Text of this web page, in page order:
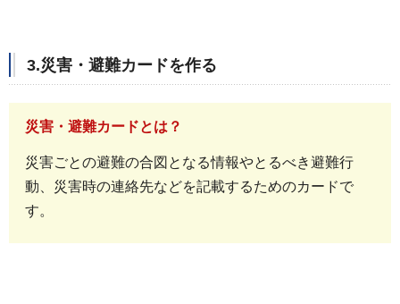
3.災害・避難カードを作る
災害・避難カードとは？
災害ごとの避難の合図となる情報やとるべき避難行
動、災害時の連絡先などを記載するためのカードで
す。